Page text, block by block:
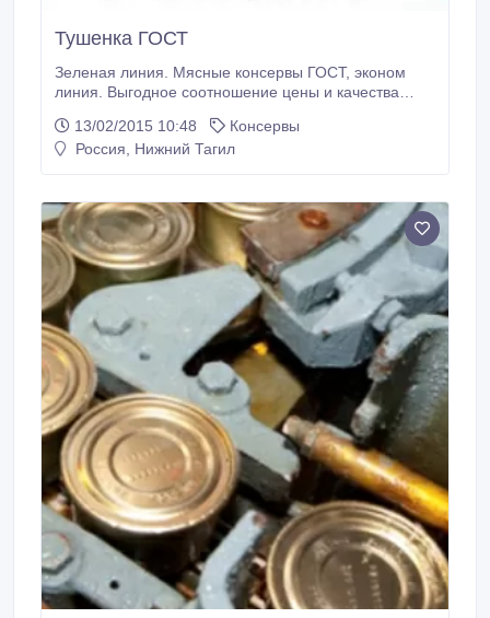
Тушенка ГОСТ
Зеленая линия. Мясные консервы ГОСТ, эконом
линия. Выгодное соотношение цены и качества
свинины. Содержание белка не менее 16, 8 г., жира
17, 8, фаршевая доля составляет 58%. В составе:
13/02/2015 10:48
Консервы
Россия, Нижний Тагил